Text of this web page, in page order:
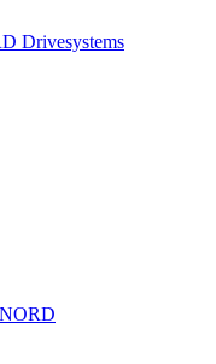
Drivesystems